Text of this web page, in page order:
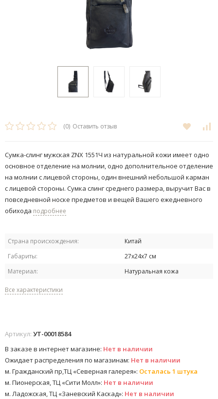
(0) Оставить отзыв
Сумка-слинг мужская ZNX 1551Ч ​​из натуральной кожи имеет одно
основное отделение на молнии, одно дополнительное отделение
на молнии с лицевой стороны, один внешний небольшой карман
с лицевой стороны. Сумка слинг среднего размера, выручит Вас в
повседневной носке предметов и вещей Вашего ежедневного
обихода подробнее
Страна происхождения:
Китай
Габариты:
27х24х7 см
Материал:
Натуральная кожа
Все характеристики
Артикул: УТ-00018584
В заказе в интернет магазине: Нет в наличии
Ожидает распределения по магазинам: Нет в наличии
м. Гражданский пр,ТЦ «Северная галерея»: Осталась 1 штука
м. Пионерская, ТЦ «Сити Молл»: Нет в наличии
м. Ладожская, ТЦ «Заневский Каскад»: Нет в наличии